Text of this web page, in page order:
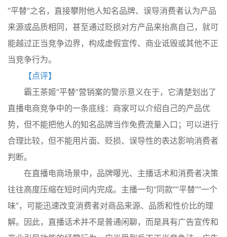
“平替”之名，直接攀附他人知名品牌、误导消费者认为产品
来源或品质相同，甚至通过贬损对方产品来抬高自己，就可
能越过正当竞争边界，构成虚假宣传、商业诋毁或其他不正
当竞争行为。
【点评】
霸王茶姬“平替”营销案的警示意义在于，它清楚划出了
直播电商竞争中的一条底线：商家可以介绍自己的产品优
势，但不能把他人的知名品牌当作免费流量入口；可以进行
合理比较，但不能用片面、贬损、误导性的表达影响消费者
判断。
在直播电商场景中，品牌曝光、主播话术和消费者决策
往往高度压缩在短时间内完成。主播一句“同款”“平替”“一个
味”，可能迅速改变消费者对商品来源、品质和性价比的理
解。因此，直播话术并不是普通闲聊，而是具有广告宣传和